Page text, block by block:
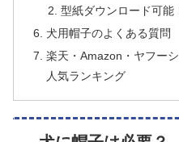
型紙ダウンロード可能
犬用帽子のよくある質問
楽天・Amazon・ヤフー
人気ランキング